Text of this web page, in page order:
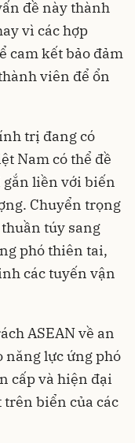
đề này thành
vì các hợp
cam kết bảo đảm
viên để ổn
trị đang có
Nam có thể đề
liền với biến
Chuyển trọng
túy sang
phó thiên tai,
các tuyến vận
ASEAN về an
năng lực ứng phó
cấp và hiện đại
biển của các